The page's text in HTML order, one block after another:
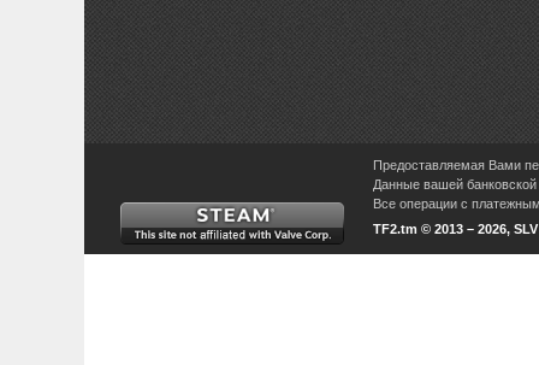
Предоставляемая Вами
Данные вашей
Все операции с
TF2.tm © 2013 – 2026,